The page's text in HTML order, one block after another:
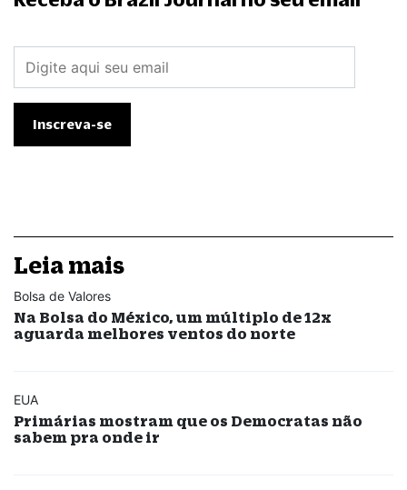
Leia mais
Bolsa de Valores
Na Bolsa do México, um múltiplo de 12x
aguarda melhores ventos do norte
EUA
Primárias mostram que os Democratas não
sabem pra onde ir